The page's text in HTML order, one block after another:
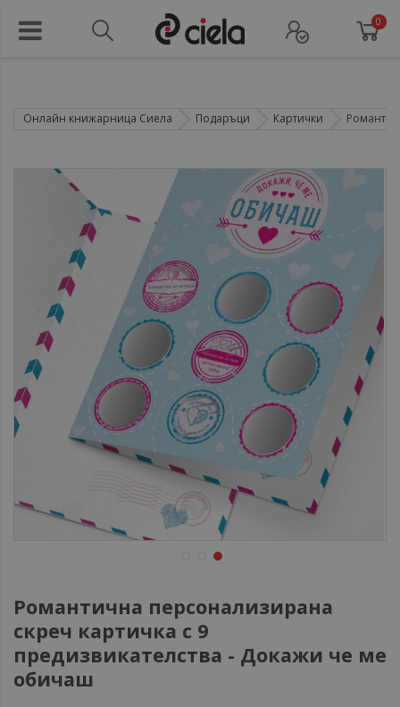
0
Онлайн книжарница Сиела Подаръци Картички
Романтична персонализирана
скреч картичка с 9
предизвикателства - Докажи че ме
обичаш